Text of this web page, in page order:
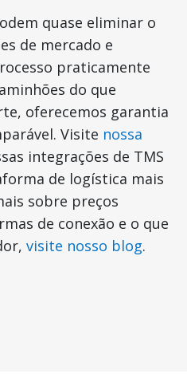
quase eliminar o
de mercado e
praticamente
do que
oferecemos garantia
Visite nossa
integrações de TMS
de logística mais
sobre preços
de conexão e o que
visite nosso blog.